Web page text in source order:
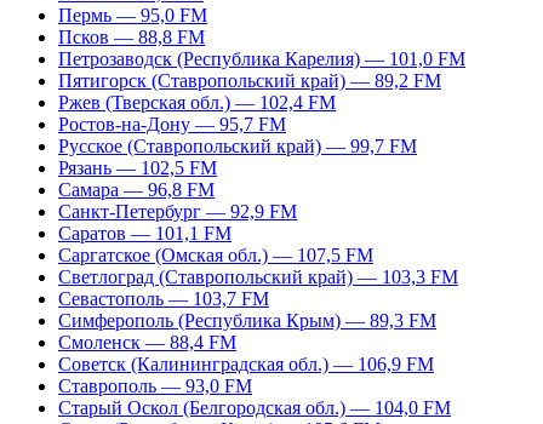
Пермь — 95,0 FM
Псков — 88,8 FM
Петрозаводск (Республика Карелия) — 101,0 FM
Пятигорск (Ставропольский край) — 89,2 FM
Ржев (Тверская обл.) — 102,4 FM
Ростов-на-Дону — 95,7 FM
Русское (Ставропольский край) — 99,7 FM
Рязань — 102,5 FM
Самара — 96,8 FM
Санкт-Петербург — 92,9 FM
Саратов — 101,1 FM
Саргатское (Омская обл.) — 107,5 FM
Светлоград (Ставропольский край) — 103,3 FM
Севастополь — 103,7 FM
Симферополь (Республика Крым) — 89,3 FM
Смоленск — 88,4 FM
Советск (Калининградская обл.) — 106,9 FM
Ставрополь — 93,0 FM
Старый Оскол (Белгородская обл.) — 104,0 FM